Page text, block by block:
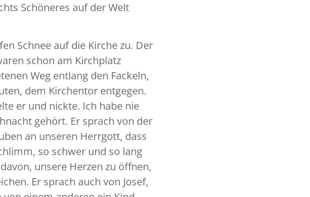
Schöneres auf der Welt
Schnee auf die Kirche zu. Der
schon am Kirchplatz
Weg entlang den Fackeln,
dem Kirchentor entgegen.
er und nickte. Ich habe nie
gehört. Er sprach von der
an unseren Herrgott, dass
so schwer und so lang
unsere Herzen zu öffnen,
Er sprach auch von Josef,